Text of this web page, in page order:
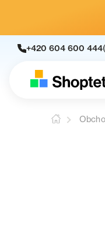
+420 604 600 444